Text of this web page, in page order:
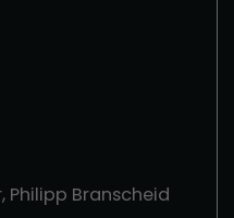
Philipp Branscheid